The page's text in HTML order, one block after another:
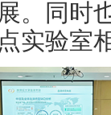
。同时
实验室